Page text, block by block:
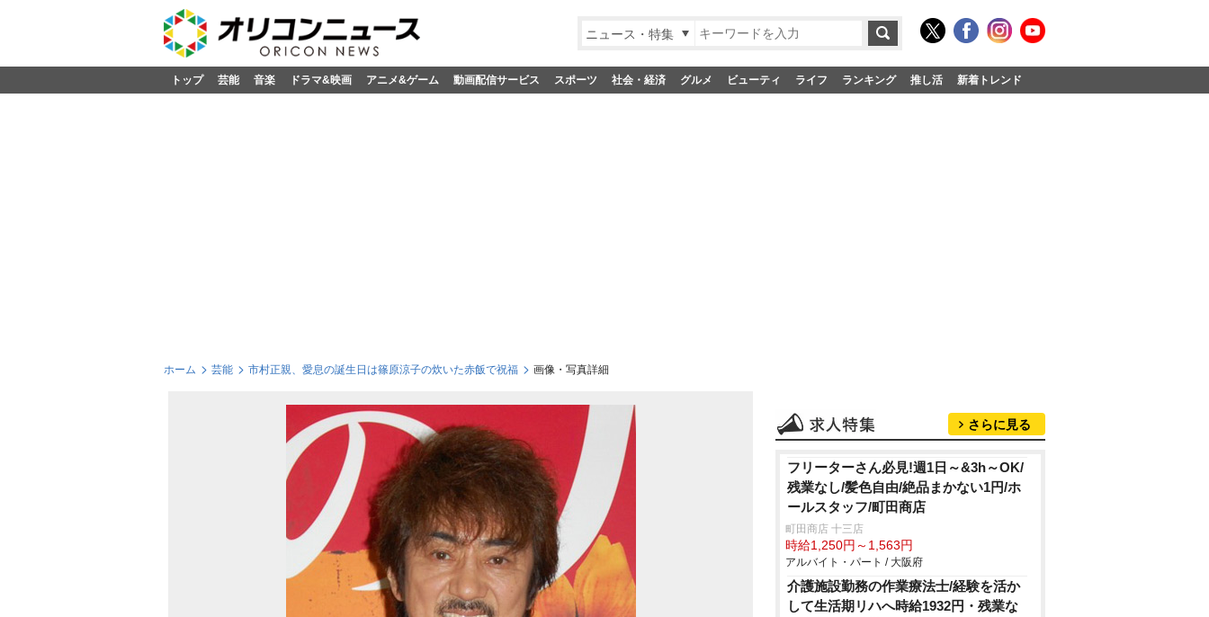
ニュース・特集
トップ 芸能 音楽 ドラマ&映画 アニメ&ゲーム 動画配信サービス スポーツ 社会・経済 グルメ ビューティ ライフ ランキング 推し活 新着トレンド
ホーム 芸能 市村正親、愛息の誕生日は篠原涼子の炊いた赤飯で祝福 画像・写真詳細
さらに見る
フリーターさん必見!週1日～&3h～OK/
残業なし/髪色自由/絶品まかない1円/ホ
ールスタッフ/町田商店
町田商店 十三店
時給1,250円～1,563円
アルバイト・パート / 大阪府
介護施設勤務の作業療法士/経験を活か
して生活期リハへ時給1932円・残業な